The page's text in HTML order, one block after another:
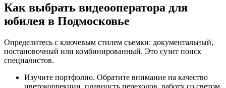
Как выбрать видеооператора для
юбилея в Подмосковье
Определитесь с ключевым стилем съемки: документальный,
постановочный или комбинированный. Это сузит поиск
специалистов.
Изучите портфолио. Обратите внимание на качество
цветокоррекции, плавность переходов, работу со светом